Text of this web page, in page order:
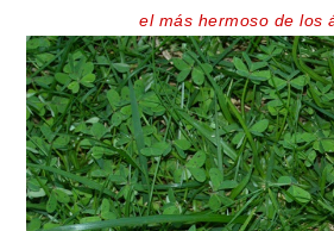
el más hermoso de los